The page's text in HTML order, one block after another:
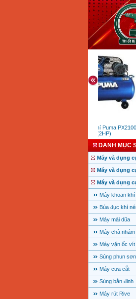
Máy nén khí Puma PX2100
(2HP)
DANH MỤC
Máy và dụng
Máy và dụng
Máy và dụng
Máy khoan khí
Búa đục khí
Máy mài dũa
Máy chà nhám
Máy vặn ốc vít
Súng phun sơn
Máy cưa cắt
Súng bắn đinh
Máy rút Rive